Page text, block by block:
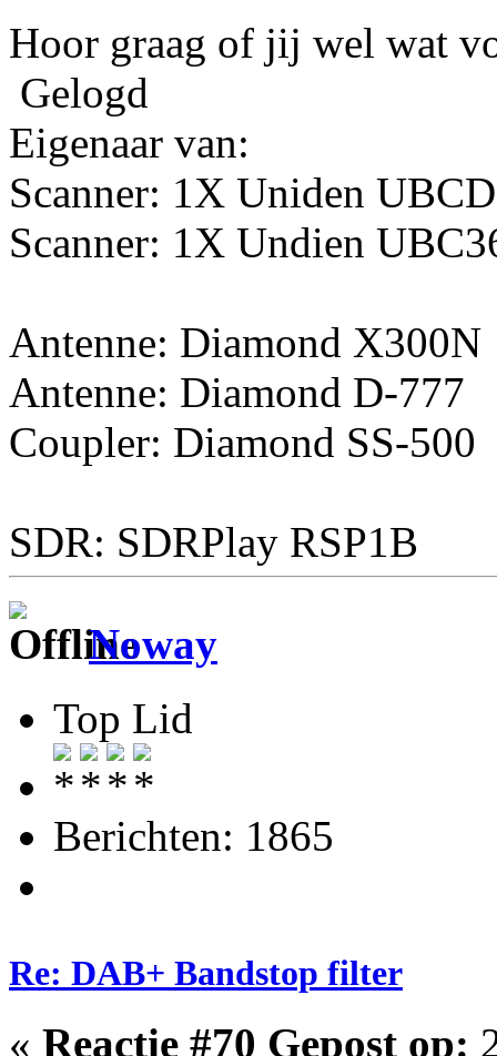
Hoor graag of jij wel wat
Gelogd
Eigenaar van:
Scanner: 1X Uniden
Scanner: 1X Undien
Antenne: Diamond X300N
Antenne: Diamond D-777
Coupler: Diamond SS-500
SDR: SDRPlay RSP1B
Noway
Top Lid
Berichten: 1865
Re: DAB+ Bandstop filter
« Reactie #70 Gepost op: